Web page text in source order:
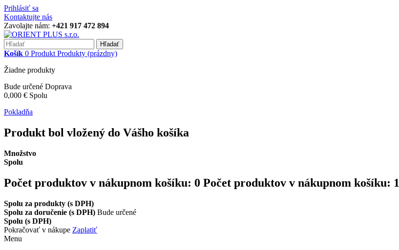
Prihlásiť sa
Kontaktujte nás
Zavolajte nám: +421 917 472 894
Hľadať
Košík 0 Produkt Produkty (prázdny)
Žiadne produkty
Bude určené Doprava
0,000 € Spolu
Pokladňa
Produkt bol vložený do Vášho košíka
Množstvo
Spolu
Počet produktov v nákupnom košíku: 0 Počet produktov v nákupnom košíku: 1
Spolu za produkty (s DPH)
Spolu za doručenie (s DPH) Bude určené
Spolu (s DPH)
Pokračovať v nákupe Zaplatiť
Menu